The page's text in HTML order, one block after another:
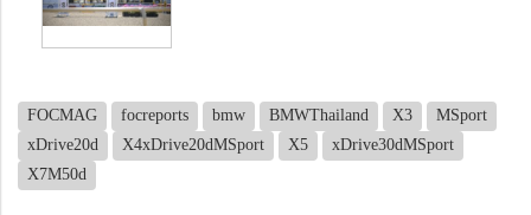
FOCMAG focreports bmw BMWThailand X3
MSport
xDrive20d
X4xDrive20dMSport X5
xDrive30dMSport
X7M50d